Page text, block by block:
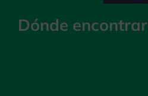
Dónde